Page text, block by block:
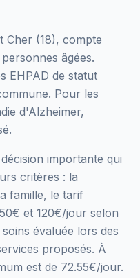
Cher (18), compte
âgées.
EHPAD de statut
Pour les
d'Alzheimer,
importante qui
critères : la
famille, le tarif
et 120€/jour selon
évaluée lors des
proposés. À
est de 72.55€/jour.